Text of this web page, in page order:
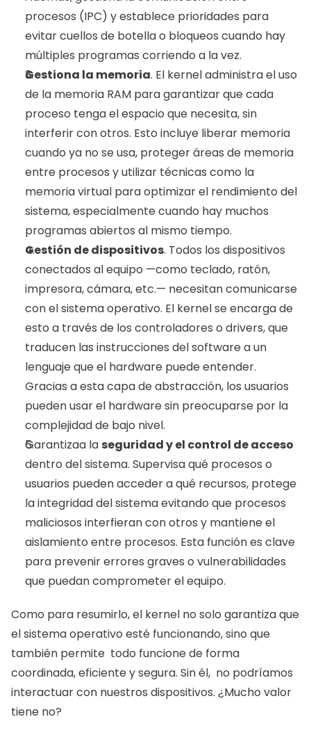
procesos (IPC) y establece prioridades para
evitar cuellos de botella o bloqueos cuando hay
múltiples programas corriendo a la vez.
Gestiona la memoria. El kernel administra el uso
de la memoria RAM para garantizar que cada
proceso tenga el espacio que necesita, sin
interferir con otros. Esto incluye liberar memoria
cuando ya no se usa, proteger áreas de memoria
entre procesos y utilizar técnicas como la
memoria virtual para optimizar el rendimiento del
sistema, especialmente cuando hay muchos
programas abiertos al mismo tiempo.
Gestión de dispositivos. Todos los dispositivos
conectados al equipo —como teclado, ratón,
impresora, cámara, etc.— necesitan comunicarse
con el sistema operativo. El kernel se encarga de
esto a través de los controladores o drivers, que
traducen las instrucciones del software a un
lenguaje que el hardware puede entender.
Gracias a esta capa de abstracción, los usuarios
pueden usar el hardware sin preocuparse por la
complejidad de bajo nivel.
Garantizaa la seguridad y el control de acceso
dentro del sistema. Supervisa qué procesos o
usuarios pueden acceder a qué recursos, protege
la integridad del sistema evitando que procesos
maliciosos interfieran con otros y mantiene el
aislamiento entre procesos. Esta función es clave
para prevenir errores graves o vulnerabilidades
que puedan comprometer el equipo.
Como para resumirlo, el kernel no solo garantiza que
el sistema operativo esté funcionando, sino que
también permite  todo funcione de forma
coordinada, eficiente y segura. Sin él,  no podríamos
interactuar con nuestros dispositivos. ¿Mucho valor
tiene no?